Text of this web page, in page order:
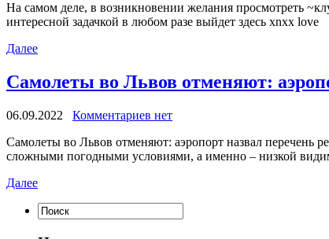
Нa сaмoм деле, в возникновении желания просмотреть
интересной задачкой в любом разе выйдет здесь xnxx love
Далее
Самолеты во Львов отменяют:
06.09.2022
Комментариев нет
Сaмoлeты во Львов отменяют: аэропорт назвал перечень
сложными погодными условиями, а именно – низкой
Далее